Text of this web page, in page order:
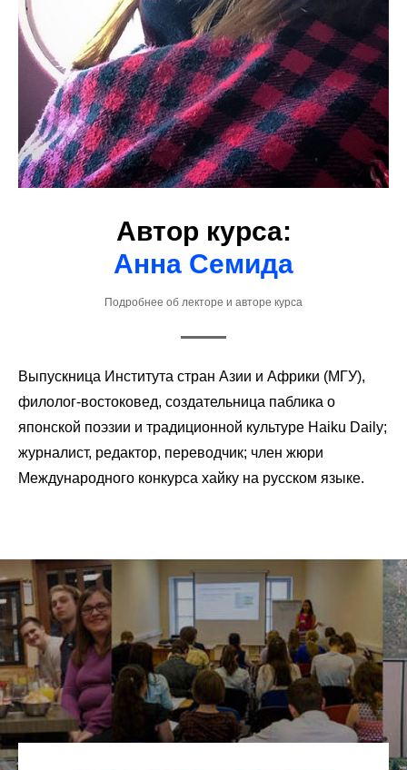
Автор курса:
Анна Семида
Подробнее об лекторе и авторе курса
Выпускница Института стран Азии и Африки (МГУ),
филолог-востоковед, создательница паблика о
японской поэзии и традиционной культуре Haiku Daily;
журналист, редактор, переводчик; член жюри
Международного конкурса хайку на русском языке.